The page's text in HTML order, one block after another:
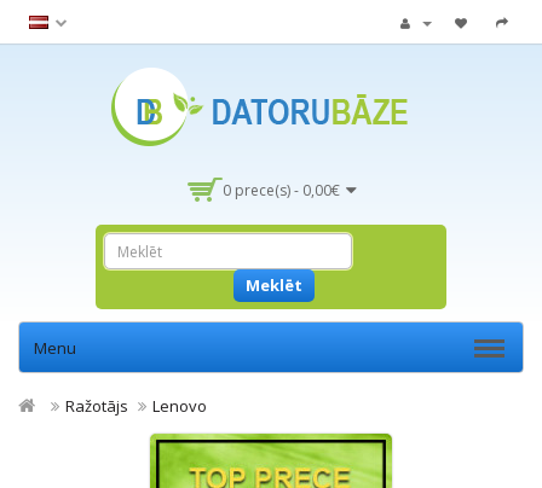
0 prece(s) - 0,00€
Meklēt
Menu
Ražotājs Lenovo